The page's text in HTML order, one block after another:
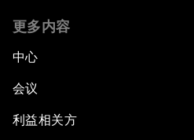
更多内容
中心
会议
利益相关方